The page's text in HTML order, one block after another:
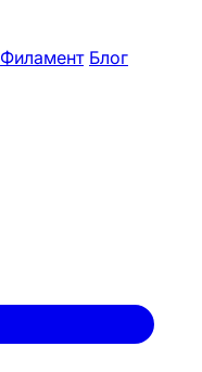
Филамент Блог